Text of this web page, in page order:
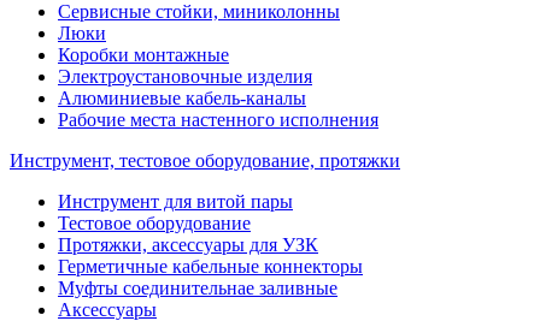
Сервисные стойки, миниколонны
Люки
Коробки монтажные
Электроустановочные изделия
Алюминиевые кабель-каналы
Рабочие места настенного исполнения
Инструмент, тестовое оборудование, протяжки
Инструмент для витой пары
Тестовое оборудование
Протяжки, аксессуары для УЗК
Герметичные кабельные коннекторы
Муфты соединительнае заливные
Аксессуары